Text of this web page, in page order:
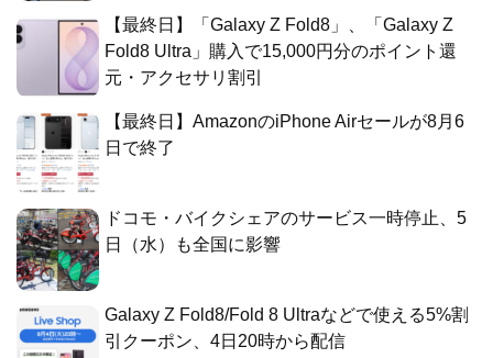
【最終日】「Galaxy Z Fold8」、「Galaxy Z
Fold8 Ultra」購入で15,000円分のポイント還
元・アクセサリ割引
【最終日】AmazonのiPhone Airセールが8月6
日で終了
ドコモ・バイクシェアのサービス一時停止、5
日（水）も全国に影響
Galaxy Z Fold8/Fold 8 Ultraなどで使える5%割
引クーポン、4日20時から配信